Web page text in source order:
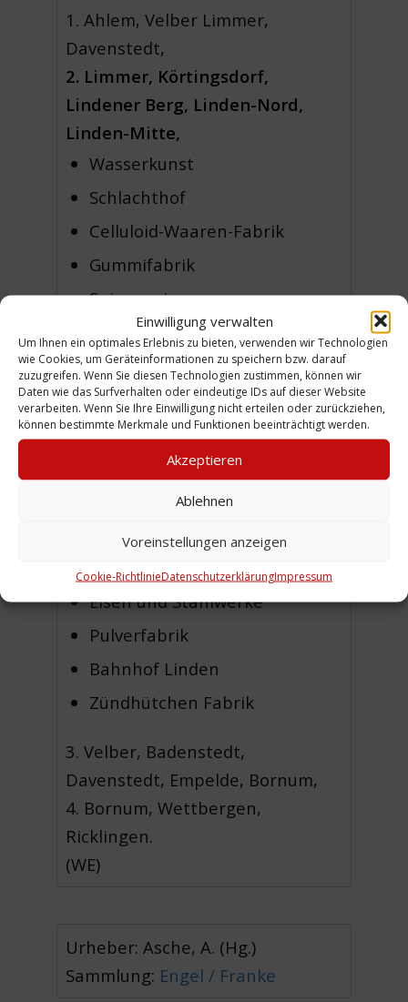
Einwilligung verwalten
Um Ihnen ein optimales Erlebnis zu bieten, verwenden wir Technologien
wie Cookies, um Geräteinformationen zu speichern bzw. darauf
zuzugreifen. Wenn Sie diesen Technologien zustimmen, können wir
Daten wie das Surfverhalten oder eindeutige IDs auf dieser Website
verarbeiten. Wenn Sie Ihre Einwilligung nicht erteilen oder zurückziehen,
können bestimmte Merkmale und Funktionen beeinträchtigt werden.
Akzeptieren
Ablehnen
Voreinstellungen anzeigen
Cookie-RichtlinieDatenschutzerklärungImpressum
1. Ahlem, Velber Limmer,
Davenstedt,
2. Limmer, Körtingsdorf,
Lindener Berg, Linden-Nord,
Linden-Mitte,
Wasserkunst
Schlachthof
Celluloid-Waaren-Fabrik
Gummifabrik
Spinnerei
Mechanische Weberei
Gas Anstalt
Saline Neuhall
Saline Egestorffhall
Asphalt Fabrik
Kunstdünger Fabrik
Eisen und Stahlwerke
Pulverfabrik
Bahnhof Linden
Zündhütchen Fabrik
3. Velber, Badenstedt,
Davenstedt, Empelde, Bornum,
4. Bornum, Wettbergen,
Ricklingen.
(WE)
Urheber: Asche, A. (Hg.)
Sammlung: Engel / Franke